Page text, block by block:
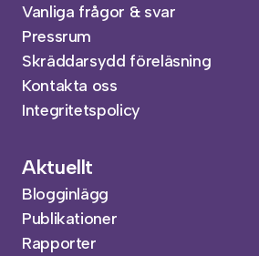
Vanliga frågor & svar
Pressrum
Skräddarsydd föreläsning
Kontakta oss
Integritetspolicy
Aktuellt
Blogginlägg
Publikationer
Rapporter